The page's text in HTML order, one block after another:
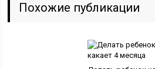
Похожие публикации